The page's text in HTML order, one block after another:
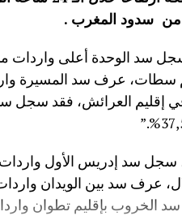
من سدود المغرب .
بلوغ نسبة الملء 13,5%.،أما في إقليم